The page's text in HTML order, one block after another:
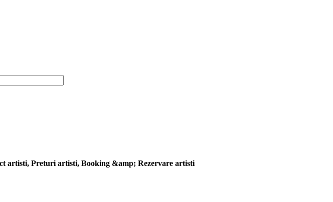
artisti, Preturi artisti, Booking &amp; Rezervare artisti